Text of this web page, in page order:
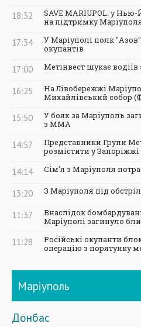
18:32
SAVE MARIUPOL: у
на підтримку
17:34
У Маріуполі полк
окупантів
17:00 Метінвест шукає водіїв
16:25
На Лівобережжі
Михайлівський собор
15:50
У боях за Маріуполь
з ММА
14:57
Представники Групи
розмістити у
14:14 Сім'я з Маріуполя
13:20 З Маріуполя під
11:37
Внаслідок
Маріуполі загинуло
11:28
Російські окупанти
операцію з порятунку
Маріуполь
Донбас